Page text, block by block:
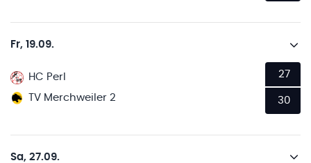
Fr, 19.09.
HC Perl
TV Merchweiler 2
27
30
Sa, 27.09.